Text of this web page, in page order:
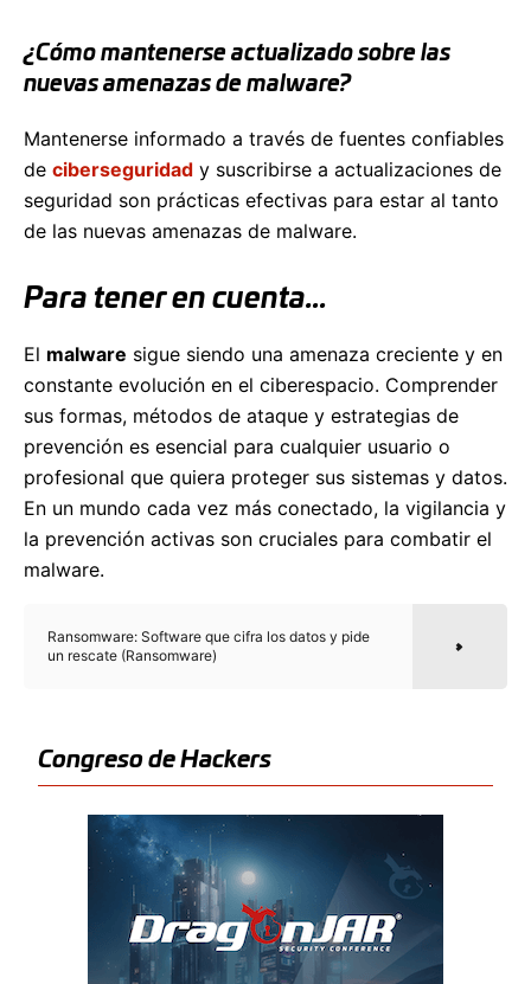
¿Cómo mantenerse actualizado sobre las
nuevas amenazas de malware?
Mantenerse informado a través de fuentes confiables
de ciberseguridad y suscribirse a actualizaciones de
seguridad son prácticas efectivas para estar al tanto
de las nuevas amenazas de malware.
Para tener en cuenta…
El malware sigue siendo una amenaza creciente y en
constante evolución en el ciberespacio. Comprender
sus formas, métodos de ataque y estrategias de
prevención es esencial para cualquier usuario o
profesional que quiera proteger sus sistemas y datos.
En un mundo cada vez más conectado, la vigilancia y
la prevención activas son cruciales para combatir el
malware.
Ransomware: Software que cifra los datos y pide
un rescate (Ransomware)
Congreso de Hackers